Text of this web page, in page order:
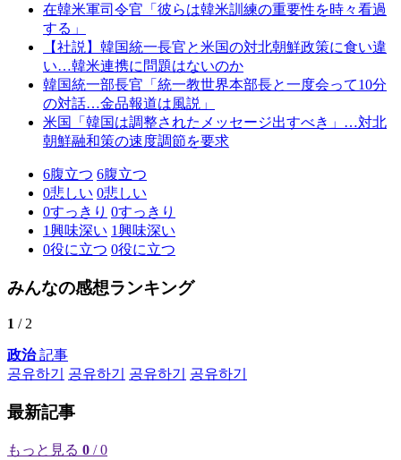
在韓米軍司令官「彼らは韓米訓練の重要性を時々看過
する」
【社説】韓国統一長官と米国の対北朝鮮政策に食い違
い…韓米連携に問題はないのか
韓国統一部長官「統一教世界本部長と一度会って10分
の対話…金品報道は風説」
米国「韓国は調整されたメッセージ出すべき」…対北
朝鮮融和策の速度調節を要求
6腹立つ 6腹立つ
0悲しい 0悲しい
0すっきり 0すっきり
1興味深い 1興味深い
0役に立つ 0役に立つ
みんなの感想ランキング
1 / 2
政治記事
공유하기
공유하기 공유하기 공유하기
最新記事
もっと見る 0 / 0